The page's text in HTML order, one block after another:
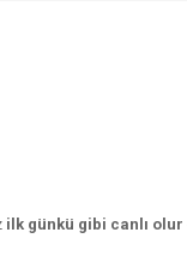
ilk günkü gibi canlı olur